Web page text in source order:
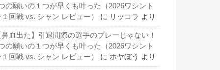
の願いの１つが早くも叶った（2026ワシント
１回戦 vs. シャン レビュー）
に リッコラ より
鼻血出た】引退間際の選手のプレーじゃない！
の願いの１つが早くも叶った（2026ワシント
１回戦 vs. シャン レビュー）
に ホヤぼう より